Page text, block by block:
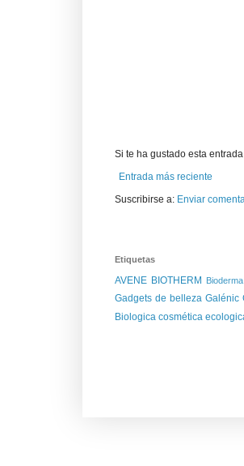
Si te ha gustado esta
Entrada más reciente
Suscribirse a: Enviar
Etiquetas
AVENE BIOTHERM
Gadgets de belleza Galénic
Biologica cosmética